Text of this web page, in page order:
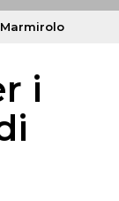
i